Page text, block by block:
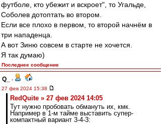
футболе, кто убежит и вскроет", то Угальде,
Соболев дотоптать во втором.
Если все плохо в первом, то второй начнём в
три нападенца.
А вот Зиню совсем в старте не хочется.
Я так думаю)
Последнее сообщение
Q_
-
27 фев 2024 15:38
RedQuite » 27 фев 2024 14:05
Тут нужно пробовать обмануть их, кмк.
Например в 1-м тайме выставить супер-
компактный вариант 3-4-3: